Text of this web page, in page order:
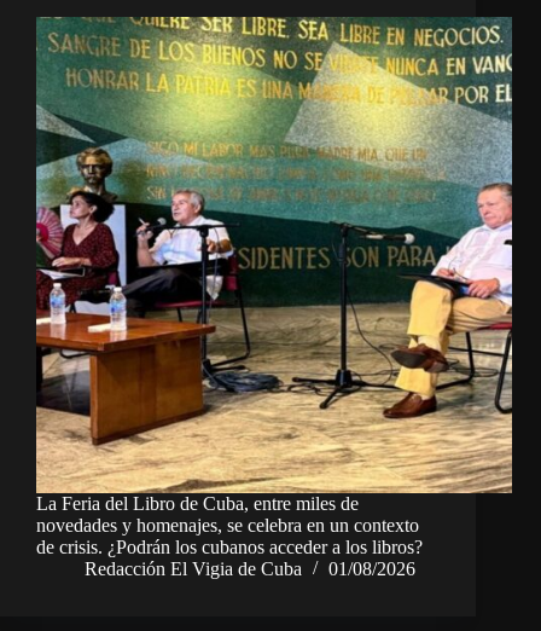
La Feria del Libro de Cuba, entre miles de
novedades y homenajes, se celebra en un contexto
de crisis. ¿Podrán los cubanos acceder a los libros?
Redacción El Vigia de Cuba
01/08/2026